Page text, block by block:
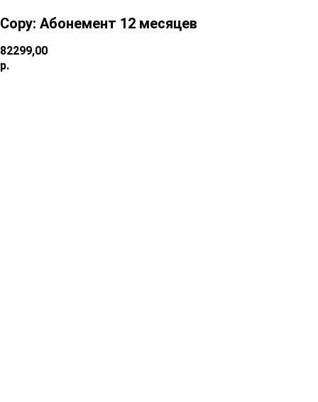
Copy: Абонемент 12 месяцев
82299,00
р.